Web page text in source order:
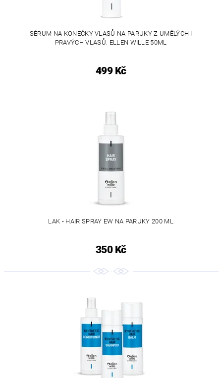
SÉRUM NA KONEČKY VLASŮ NA PARUKY Z UMĚLÝCH I
PRAVÝCH VLASŮ. ELLEN WILLE 50ML
499 Kč
LAK - HAIR SPRAY EW NA PARUKY 200 ML
350 Kč